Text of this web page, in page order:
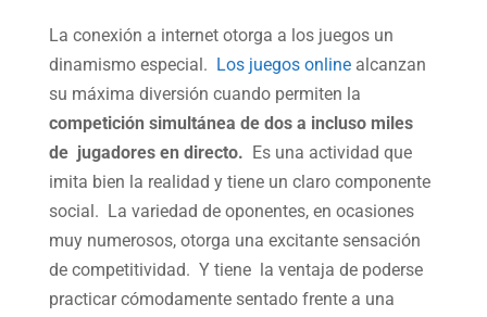
La conexión a internet otorga a los juegos un
dinamismo especial. Los juegos onlinealcanzan
su máxima diversión cuando permiten la
competición simultánea de dos a incluso miles
de jugadores en directo. Es una actividad que
imita bien la realidad y tiene un claro componente
social. La variedad de oponentes, en ocasiones
muy numerosos, otorga una excitante sensación
de competitividad. Y tiene la ventaja de poderse
practicar cómodamente sentado frente a una